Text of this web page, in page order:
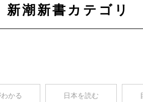
新潮新書カテゴリ
かる 日本を読む